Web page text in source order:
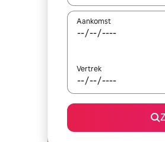
Aankomst
Vertrek